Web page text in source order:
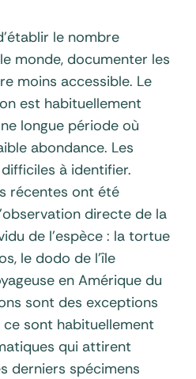
le nombre
monde, documenter les
moins accessible. Le
est habituellement
longue période où
abondance. Les
à identifier.
récentes ont été
directe de la
de l’espèce : la tortue
le dodo de l’île
en Amérique du
sont des exceptions
sont habituellement
qui attirent
derniers spécimens